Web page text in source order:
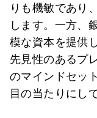
りも機敏であり
します。一方、
模な資本を提供
先見性のあるプ
のマインドセッ
目の当たりにし